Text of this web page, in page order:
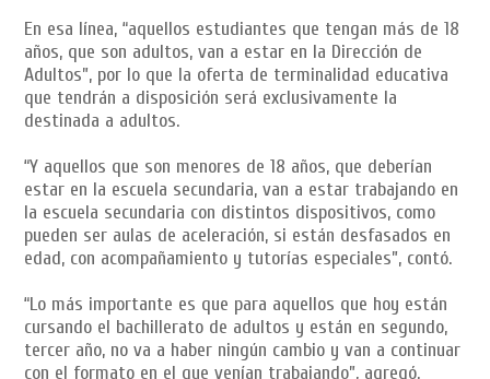
En esa línea, “aquellos estudiantes que tengan más de 18
años, que son adultos, van a estar en la Dirección de
Adultos”, por lo que la oferta de terminalidad educativa
que tendrán a disposición será exclusivamente la
destinada a adultos.
“Y aquellos que son menores de 18 años, que deberían
estar en la escuela secundaria, van a estar trabajando en
la escuela secundaria con distintos dispositivos, como
pueden ser aulas de aceleración, si están desfasados en
edad, con acompañamiento y tutorías especiales”, contó.
“Lo más importante es que para aquellos que hoy están
cursando el bachillerato de adultos y están en segundo,
tercer año, no va a haber ningún cambio y van a continuar
con el formato en el que venían trabajando”, agregó.